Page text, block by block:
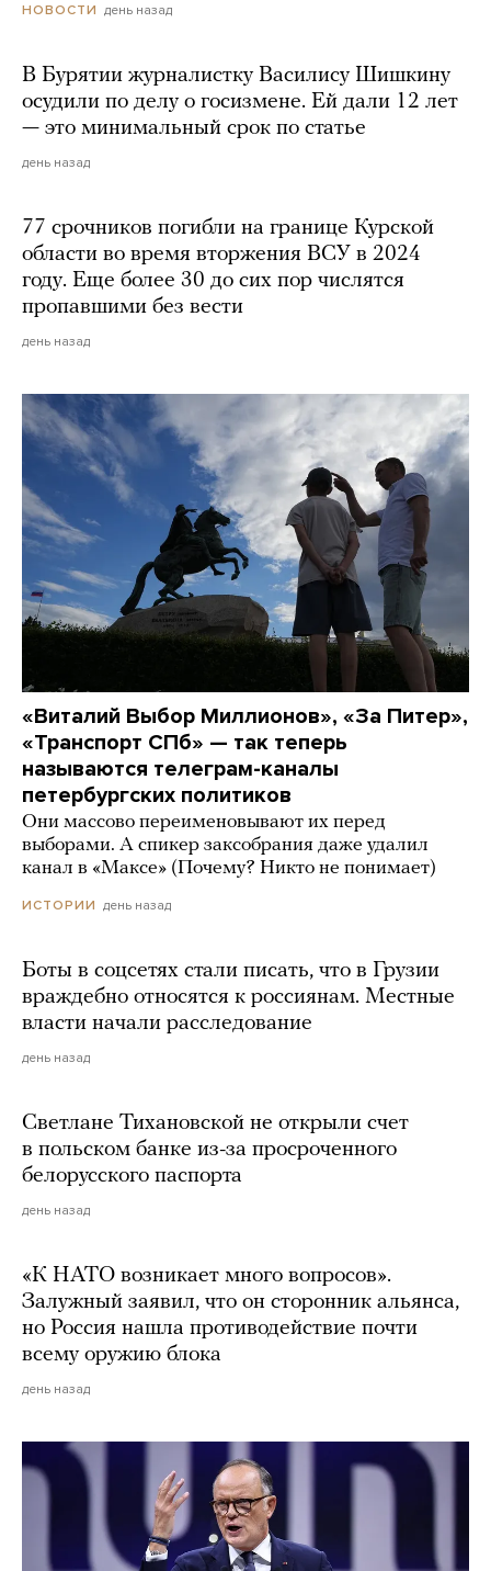
НОВОСТИ день назад
В Бурятии журналистку Василису Шишкину
осудили по делу о госизмене. Ей дали 12 лет
— это минимальный срок по статье
день назад
77 срочников погибли на границе Курской
области во время вторжения ВСУ в 2024
году. Еще более 30 до сих пор числятся
пропавшими без вести
день назад
«Виталий Выбор Миллионов», «За Питер»,
«Транспорт СПб» — так теперь
называются телеграм-каналы
петербургских политиков
Они массово переименовывают их перед
выборами. А спикер заксобрания даже удалил
канал в «Максе» (Почему? Никто не понимает)
ИСТОРИИ день назад
Боты в соцсетях стали писать, что в Грузии
враждебно относятся к россиянам. Местные
власти начали расследование
день назад
Светлане Тихановской не открыли счет
в польском банке из-за просроченного
белорусского паспорта
день назад
«К НАТО возникает много вопросов».
Залужный заявил, что он сторонник альянса,
но Россия нашла противодействие почти
всему оружию блока
день назад